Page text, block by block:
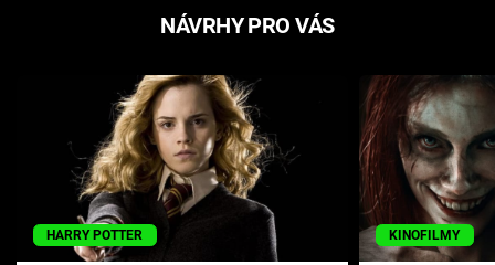
NÁVRHY PRO VÁS
HARRY POTTER KINOFILMY